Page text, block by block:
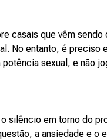
casais que vêm
No entanto, é preciso
potência sexual, e não
silêncio em torno do
a ansiedade e o